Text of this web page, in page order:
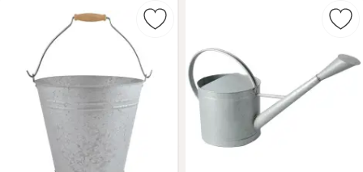
Merk sinkbøtte 9,5 liter som